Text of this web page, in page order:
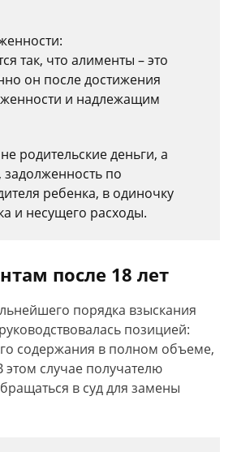
так, что алименты – это
он после достижения
и надлежащим
родительские деньги, а
по
ребенка, в одиночку
и несущего расходы.
после 18 лет
порядка взыскания
позицией:
содержания в полном объеме,
этом случае получателю
в суд для замены